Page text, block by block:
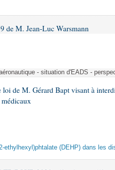
de M. Jean-Luc Warsmann
- situation d'EADS -
loi de M. Gérard Bapt visant à
ethylhexyl)phtalate (DEHP) dans les